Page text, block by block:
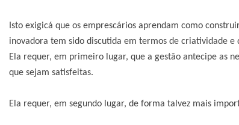
Isto exigicá que os emprescários aprendam como
inovadora tem sido discutida em termos de criatividade
Ela requer, em primeiro lugar, que a gestão antecipe as
que sejam satisfeitas.
Ela requer, em segundo lugar, de forma talvez mais